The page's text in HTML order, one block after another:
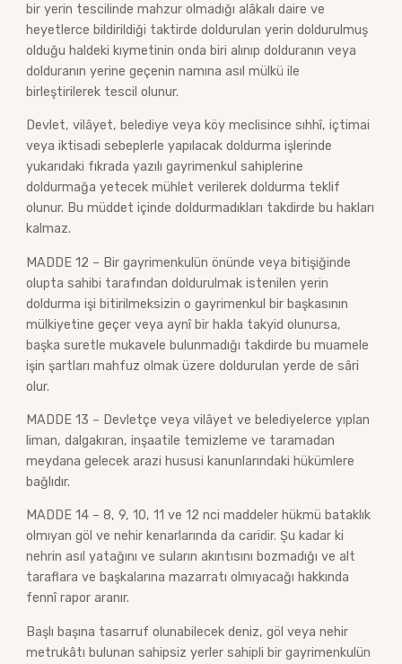
bir yerin tescilinde mahzur olmadığı alâkalı daire ve
heyetlerce bildirildiği taktirde doldurulan yerin doldurulmuş
olduğu haldeki kıymetinin onda biri alınıp dolduranın veya
dolduranın yerine geçenin namına asıl mülkü ile
birleştirilerek tescil olunur.
Devlet, vilâyet, belediye veya köy meclisince sıhhî, içtimai
veya iktisadi sebeplerle yapılacak doldurma işlerinde
yukarıdaki fıkrada yazılı gayrimenkul sahiplerine
doldurmağa yetecek mühlet verilerek doldurma teklif
olunur. Bu müddet içinde doldurmadıkları takdirde bu hakları
kalmaz.
MADDE 12 – Bir gayrimenkulün önünde veya bitişiğinde
olupta sahibi tarafından doldurulmak istenilen yerin
doldurma işi bitirilmeksizin o gayrimenkul bir başkasının
mülkiyetine geçer veya aynî bir hakla takyid olunursa,
başka suretle mukavele bulunmadığı takdirde bu muamele
işin şartları mahfuz olmak üzere doldurulan yerde de sâri
olur.
MADDE 13 – Devletçe veya vilâyet ve belediyelerce yıplan
liman, dalgakıran, inşaatile temizleme ve taramadan
meydana gelecek arazi hususi kanunlarındaki hükümlere
bağlıdır.
MADDE 14 – 8, 9, 10, 11 ve 12 nci maddeler hükmü bataklık
olmıyan göl ve nehir kenarlarında da caridir. Şu kadar ki
nehrin asıl yatağını ve suların akıntısını bozmadığı ve alt
taraflara ve başkalarına mazarratı olmıyacağı hakkında
fennî rapor aranır.
Başlı başına tasarruf olunabilecek deniz, göl veya nehir
metrukâtı bulunan sahipsiz yerler sahipli bir gayrimenkulün